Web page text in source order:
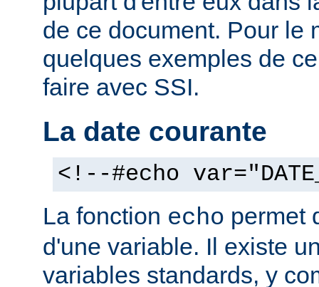
de ce document. Pour le
quelques exemples de
faire avec SSI.
La date courante
<!--#echo
La fonction echo permet
d'une variable. Il existe
variables standards, y